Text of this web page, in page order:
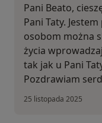
Pani Beato,
Pani Taty.
osobom można
życia
tak jak u Pani
Pozdrawiam
25 listopada 2025